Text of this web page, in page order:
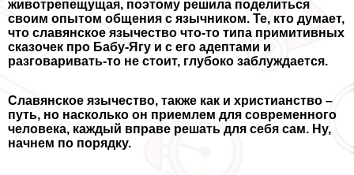
животрепещущая, поэтому решила поделиться
своим опытом общения с язычником. Те, кто думает,
что славянское язычество что-то типа примитивных
сказочек про Бабу-Ягу и с его адептами и
разговаривать-то не стоит, глубоко заблуждается.
Славянское язычество, также как и христианство –
путь, но насколько он приемлем для современного
человека, каждый вправе решать для себя сам. Ну,
начнем по порядку.